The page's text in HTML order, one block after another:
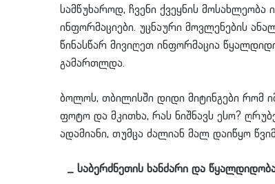
სამწუხაროდ, ჩვენი ქვეყნის
ინფორმაციები. უცნაური მოვლენების
წინასწარ მივიღეთ ინფორმაცია
გამართლდა.
ბოლოს, თბილისში დიდი მიტინგები რომ
ფოტო და მკითხა, რას ნიშნავს ესო?
ადამიანი, თუმცა ძალიან მალ დაიწყო
_ საბერძნეთის ხანძარი და